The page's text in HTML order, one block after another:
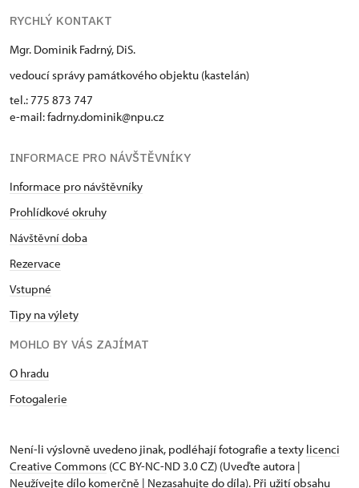
RYCHLÝ KONTAKT
Mgr. Dominik Fadrný, DiS.
vedoucí správy památkového objektu (kastelán)
tel.: 775 873 747
e-mail: fadrny.dominik@npu.cz
INFORMACE PRO NÁVŠTĚVNÍKY
Informace pro návštěvníky
Prohlídkové okruhy
Návštěvní doba
Rezervace
Vstupné
Tipy na výlety
MOHLO BY VÁS ZAJÍMAT
O hradu
Fotogalerie
Není-li výslovně uvedeno jinak, podléhají fotografie a texty licenci
Creative Commons (CC BY-NC-ND 3.0 CZ) (Uveďte autora |
Neužívejte dílo komerčně | Nezasahujte do díla). Při užití obsahu